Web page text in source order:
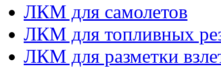
ЛКМ для самолетов
ЛКМ для топливных
ЛКМ для разметки